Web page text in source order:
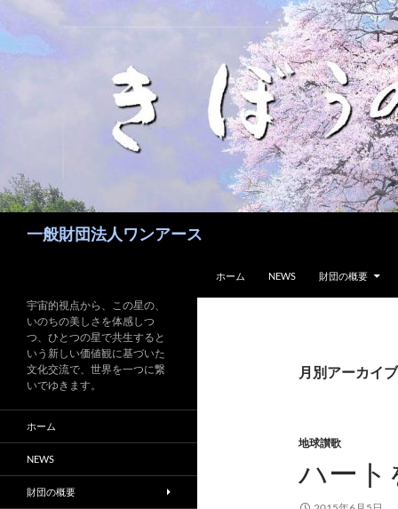
ン
テ
ッ
プ
一般財団法人ワンアース
ホーム NEWS 財団の概要
月別アーカイ
地球讃歌
ハート
宇宙的視点から、この星の、
いのちの美しさを体感しつ
つ、ひとつの星で共生すると
いう新しい価値観に基づいた
文化交流で、世界を一つに繋
いでゆきます。
ホーム
NEWS
財団の概要